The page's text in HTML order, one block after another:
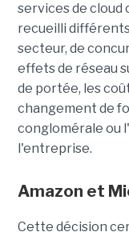
services de cloud
recueilli
secteur, de
effets de réseau
de portée, les
changement de
conglomérale ou
l'entreprise.
Amazon et
Cette décision